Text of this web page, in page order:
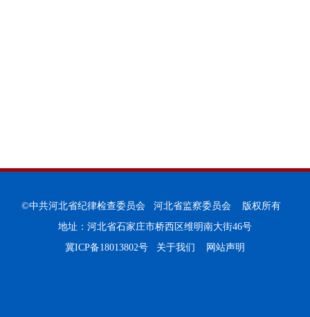
©中共河北省纪律检查委员会 河北省监察委员会 版权所有
地址：河北省石家庄市桥西区维明南大街46号
冀ICP备18013802号
关于我们 网站声明